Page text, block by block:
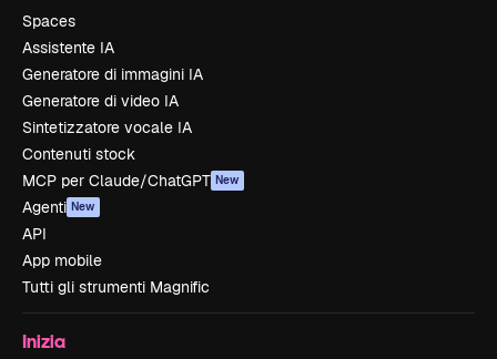
Spaces
Assistente IA
Generatore di immagini IA
Generatore di video IA
Sintetizzatore vocale IA
Contenuti stock
MCP per Claude/ChatGPT New
Agenti New
API
App mobile
Tutti gli strumenti Magnific
Inizia